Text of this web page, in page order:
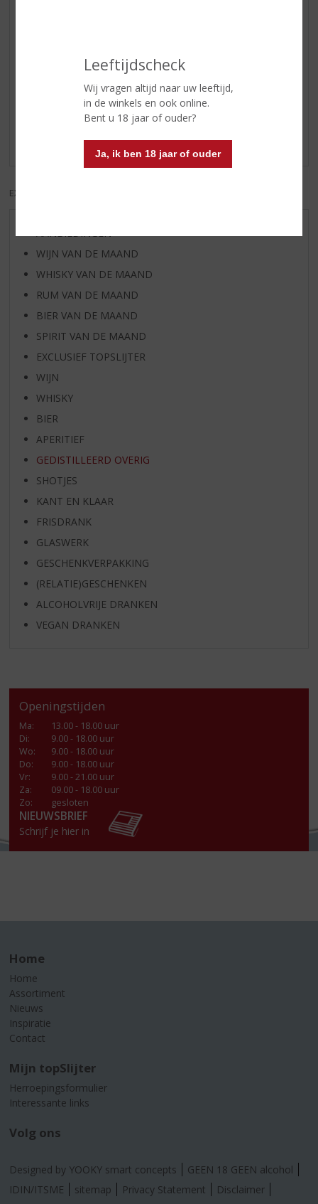
Leeftijdscheck
Wij vragen altijd naar uw leeftijd,
in de winkels en ook online.
Bent u 18 jaar of ouder?
Ja, ik ben 18 jaar of ouder
Reviews
Schrijf een review
Er zijn nog geen reviews geplaatst voor dit product
EXCL. BTW
AANBIEDINGEN
WIJN VAN DE MAAND
WHISKY VAN DE MAAND
RUM VAN DE MAAND
BIER VAN DE MAAND
SPIRIT VAN DE MAAND
EXCLUSIEF TOPSLIJTER
WIJN
WHISKY
BIER
APERITIEF
GEDISTILLEERD OVERIG
SHOTJES
KANT EN KLAAR
FRISDRANK
GLASWERK
GESCHENKVERPAKKING
(RELATIE)GESCHENKEN
ALCOHOLVRIJE DRANKEN
VEGAN DRANKEN
Openingstijden
Ma:
13.00 - 18.00 uur
Di:
9.00 - 18.00 uur
Wo:
9.00 - 18.00 uur
Do:
9.00 - 18.00 uur
Vr:
9.00 - 21.00 uur
Za:
09.00 - 18.00 uur
Zo:
gesloten
NIEUWSBRIEF
Schrijf je hier in
Home
Home
Assortiment
Nieuws
Inspiratie
Contact
Mijn topSlijter
Herroepingsformulier
Interessante links
Volg ons
Designed by YOOKY smart concepts
GEEN 18 GEEN alcohol
IDIN/ITSME
sitemap Privacy Statement
Disclaimer